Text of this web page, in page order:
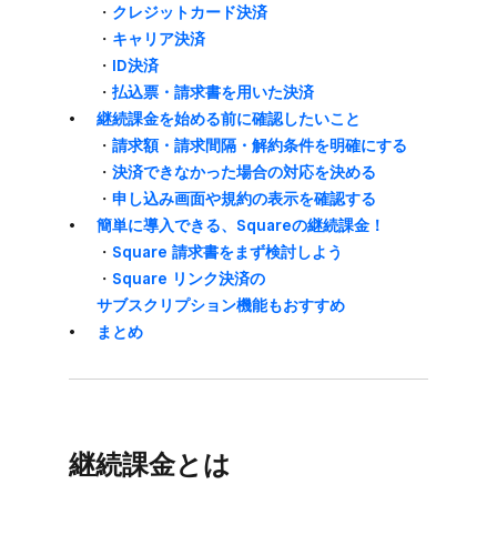
・ クレジットカード決済
・ キャリア決済
・ ID決済
・ 払込票・請求書を​用いた​決済
継続課金を​始める​前に​確認したい​こと
・ 請求額・請求間隔・​解約条件を​明確に​する
・ 決済できなかった​場合の​対応を​決める
・ 申し込み​画面や​規約の​表示を​確認する
簡単に​導入できる、​Squareの​継続課金！
・ Square 請求書を​まず​検討しよう
・ Square リンク決済の​
サブスクリプション機能も​おすすめ
まとめ
継続課金とは